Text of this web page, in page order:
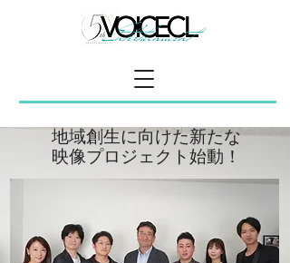
地域創生に向けた新たな
映像プロジェクト始動！